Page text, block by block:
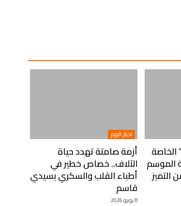
الموسم
التميز
اخبار اليوم
أزمة صامتة تهدد حياة
الآلاف.. خصاص خطير في
أطباء القلب والسكري بسيدي
قاسم
8 يونيو 2026